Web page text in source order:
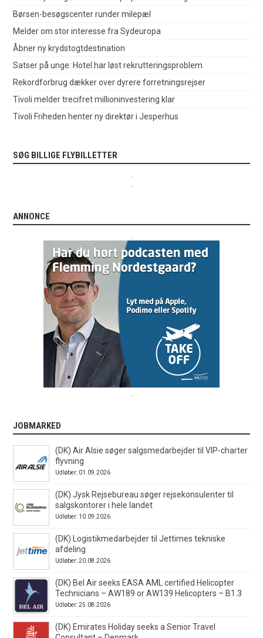
Børsen-besøgscenter runder milepæl
Melder om stor interesse fra Sydeuropa
Åbner ny krydstogtdestination
Satser på unge: Hotel har løst rekrutteringsproblem
Rekordforbrug dækker over dyrere forretningsrejser
Tivoli melder trecifret millioninvestering klar
Tivoli Friheden henter ny direktør i Jesperhus
SØG BILLIGE FLYBILLETTER
ANNONCE
JOBMARKED
(DK) Air Alsie søger salgsmedarbejder til VIP-charter
flyvning
Udløber: 01.09.2026
(DK) Jysk Rejsebureau søger rejsekonsulenter til
salgskontorer i hele landet
Udløber: 10.09.2026
(DK) Logistikmedarbejder til Jettimes tekniske
afdeling
Udløber: 20.08.2026
(DK) Bel Air seeks EASA AML certified Helicopter
Technicians – AW189 or AW139 Helicopters – B1.3
Udløber: 25.08.2026
(DK) Emirates Holiday seeks a Senior Travel